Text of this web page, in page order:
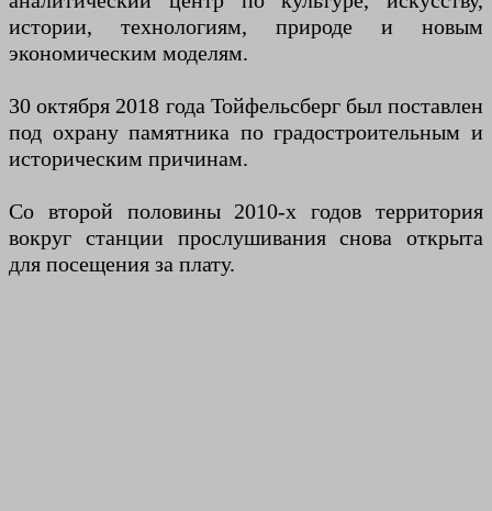
истории, технологиям, природе и новым
экономическим моделям.
30 октября 2018 года Тойфельсберг был поставлен
под охрану памятника по градостроительным и
историческим причинам.
Со второй половины 2010-х годов территория
вокруг станции прослушивания снова открыта
для посещения за плату.